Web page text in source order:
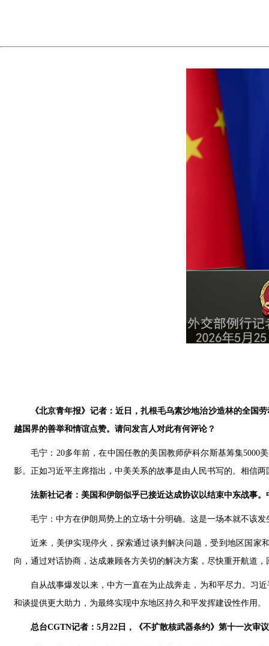
《北京青年报》记者：近日，扎根毛乌素沙地治沙造林的全国
越国界的善举和情谊点赞。请问发言人对此有何评论？
毛宁：20多年前，在中国任教的美国教师萨科尔斯基筹集5000
影。正如习近平主席指出，中美关系的故事是由人民书写的。相信
法新社记者：美国和伊朗似乎已接近达成协议以结束中东战事
毛宁：中方在伊朗局势上的立场十分明确。这是一场本就不该
近来，美伊实现停火，探索通过谈判解决问题，受到地区国家
向，通过对话协商，达成兼顾各方关切的解决方案，尽快重开航道
自从战事爆发以来，中方一直在为止战奔走，为和平尽力。习
和谈提供更大助力，为最终实现中东地区持久和平发挥建设性作用。
总台CGTN记者：5月22日，《不扩散核武器条约》第十一次审